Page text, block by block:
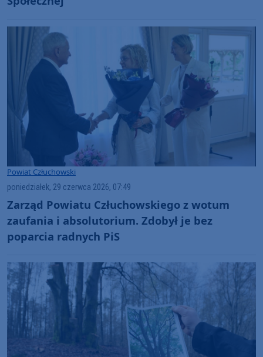
Powiat Człuchowski
poniedziałek, 29 czerwca 2026, 07:49
Zarząd Powiatu Człuchowskiego z wotum
zaufania i absolutorium. Zdobył je bez
poparcia radnych PiS